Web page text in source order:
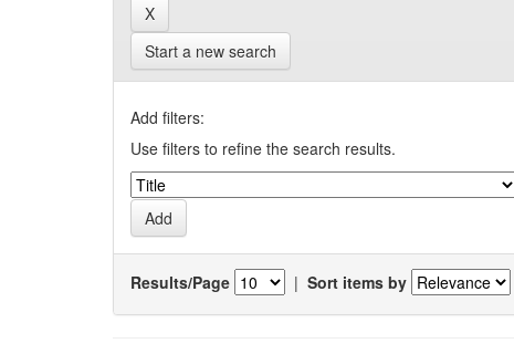
Start a new search
Add filters:
Use filters to refine the search results.
Results/Page | Sort items by